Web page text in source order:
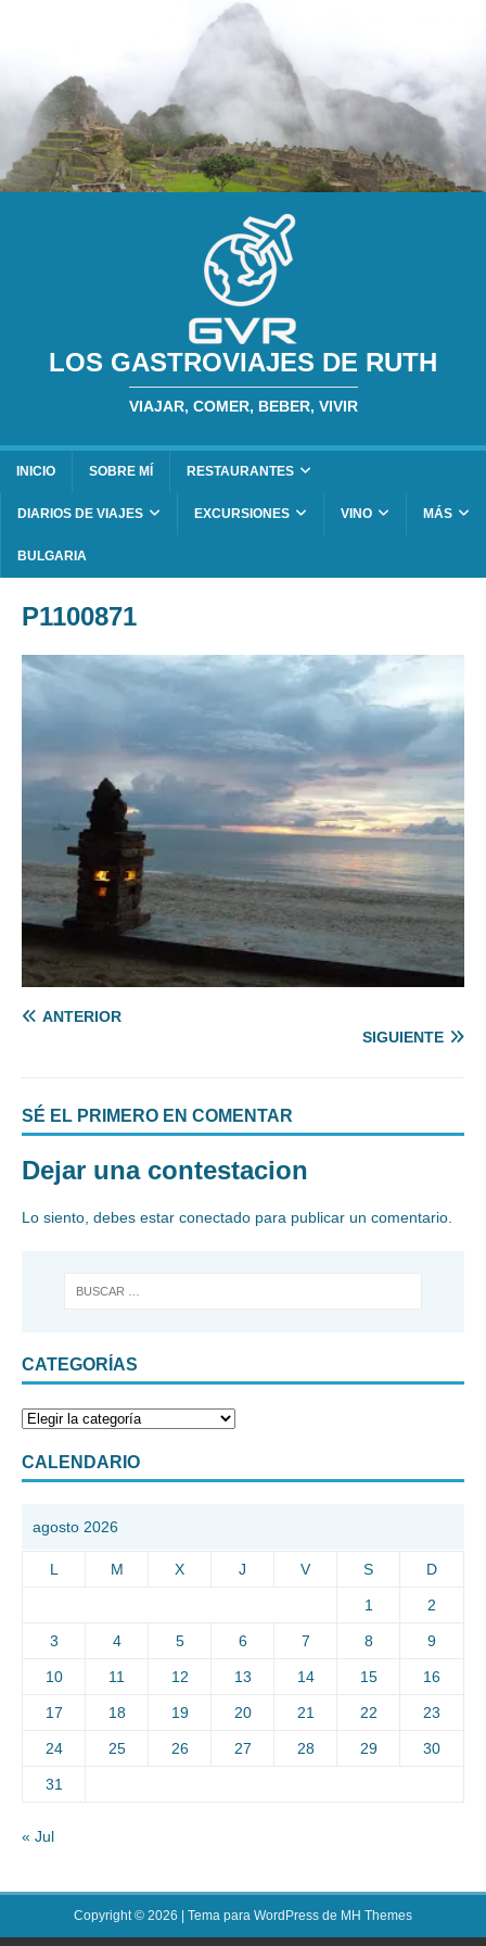
LOS GASTROVIAJES DE RUTH
VIAJAR, COMER, BEBER, VIVIR
INICIO SOBRE MÍ RESTAURANTES
DIARIOS DE VIAJES EXCURSIONES VINO MÁS
BULGARIA
P1100871
ANTERIOR
SIGUIENTE
SÉ EL PRIMERO EN COMENTAR
Dejar una contestacion
Lo siento, debes estar conectado para publicar un comentario.
CATEGORÍAS
CALENDARIO
agosto 2026
L M X J V S D
1 2
3 4 5 6 7 8 9
10 11 12 13 14 15 16
17 18 19 20 21 22 23
24 25 26 27 28 29 30
31
« Jul
Copyright © 2026 | Tema para WordPress de MH Themes